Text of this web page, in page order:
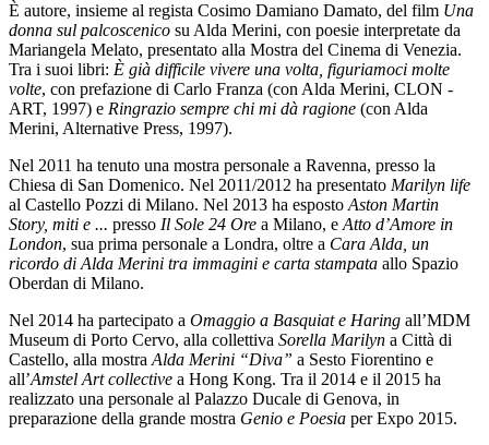
È autore, insieme al regista Cosimo Damiano Damato, del film Una
donna sul palcoscenico su Alda Merini, con poesie interpretate da
Mariangela Melato, presentato alla Mostra del Cinema di Venezia.
Tra i suoi libri: È già difficile vivere una volta, figuriamoci molte
volte, con prefazione di Carlo Franza (con Alda Merini, CLON -
ART, 1997) e Ringrazio sempre chi mi dà ragione (con Alda
Merini, Alternative Press, 1997).
Nel 2011 ha tenuto una mostra personale a Ravenna, presso la
Chiesa di San Domenico. Nel 2011/2012 ha presentato Marilyn life
al Castello Pozzi di Milano. Nel 2013 ha espostoAston Martin
Story, miti e ... presso Il Sole 24 Ore a Milano, eAtto d’Amore in
London, sua prima personale a Londra, oltre a Cara Alda, un
ricordo di Alda Merini tra immagini e carta stampata allo Spazio
Oberdan di Milano.
Nel 2014 ha partecipato a Omaggio a Basquiat e Haring all’MDM
Museum di Porto Cervo, alla collettiva Sorella Marilyn a Città di
Castello, alla mostraAlda Merini “Diva” a Sesto Fiorentino e
all’Amstel Art collective a Hong Kong. Tra il 2014 e il 2015 ha
realizzato una personale al Palazzo Ducale di Genova, in
preparazione della grande mostra Genio e Poesia per Expo 2015.